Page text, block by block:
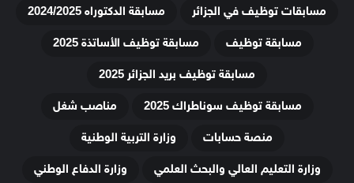
مسابقات توظيف في الجزائر
مسابقة الدكتوراه 2024/2025
مسابقة توظيف
مسابقة توظيف الأساتذة 2025
مسابقة توظيف بريد الجزائر 2025
مسابقة توظيف سوناطراك 2025
مناصب شغل
منصة حسابات
وزارة التربية الوطنية
وزارة التعليم العالي والبحث العلمي
وزارة الدفاع الوطني